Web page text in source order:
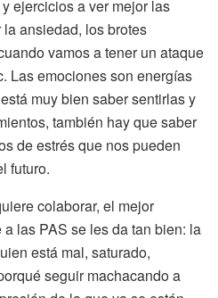
ejercicios a ver mejor las
ansiedad, los brotes
vamos a tener un ataque
Las emociones son energías
muy bien saber sentirlas y
también hay que saber
de estrés que nos pueden
futuro.
colaborar, el mejor
las PAS se les da tan bien: la
está mal, saturado,
seguir machacando a